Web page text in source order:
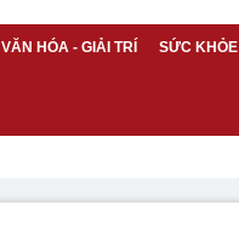
VĂN HÓA - GIẢI TRÍ SỨC KHỎE